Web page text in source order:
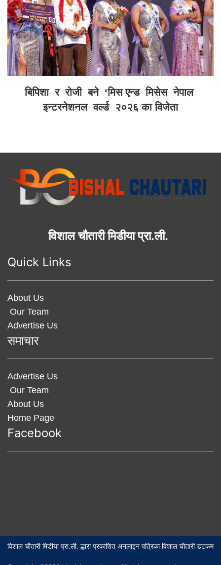
बिपिशा र रोजी बने ‘मिस एन्ड मिसेस नेपाल
इन्टरनेशनल वर्ल्ड २०२६ का विजेता
विशाल चौतारी मिडीया प्रा.ली.
Quick Links
About Us
Our Team
Advertise Us
समाचार
Advertise Us
Our Team
About Us
Home Page
Facebook
विशाल चौतारी मिडीया प्रा.ली. द्धारा प्रकाशित अनलाइन पत्रिका विशाल चौतारी डटकम